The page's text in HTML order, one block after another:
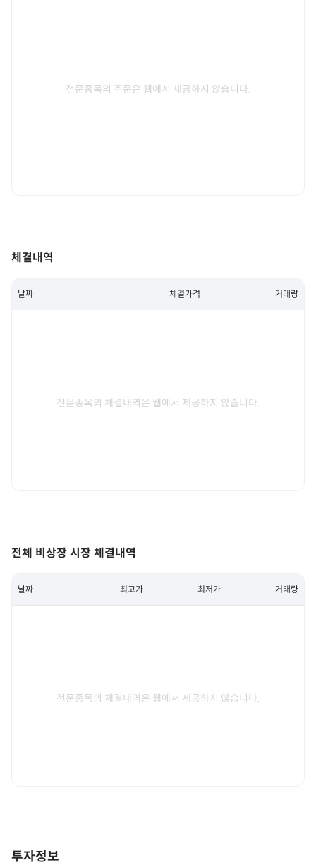
투자정보
전문종목의 주문은 웹에서 제공하지 않습니다.
체결내역
날짜 체결가격 거래량
전문종목의 체결내역은 웹에서 제공하지 않습니다.
전체 비상장 시장 체결내역
날짜 최고가 최저가 거래량
전문종목의 체결내역은 웹에서 제공하지 않습니다.